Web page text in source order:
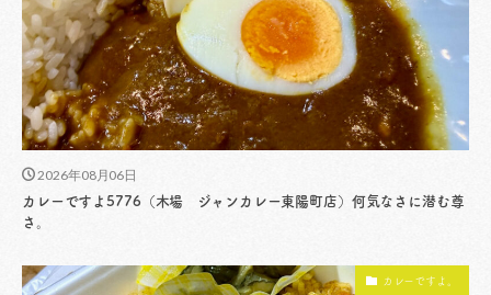
2026年08月06日
カレーですよ5776（木場 ジャンカレー東陽町店）何気なさに潜む尊
さ。
カレーですよ。